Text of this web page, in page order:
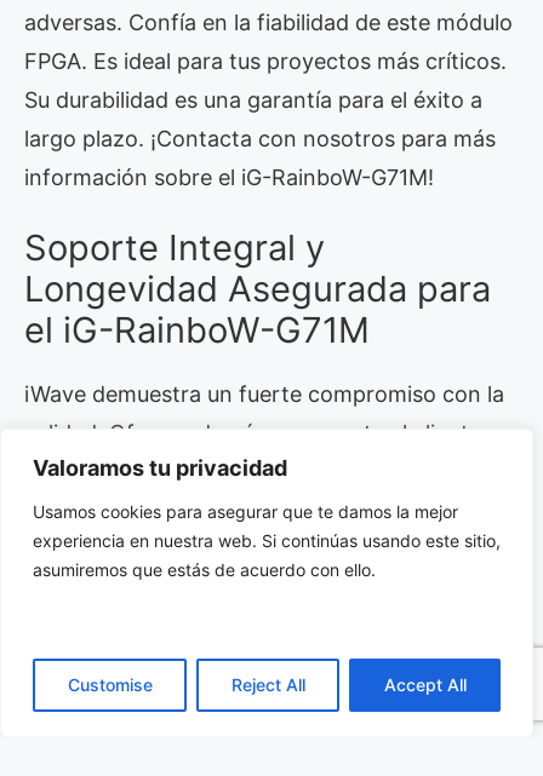
Valoramos tu privacidad
Usamos cookies para asegurar que te damos la mejor
experiencia en nuestra web. Si continúas usando este sitio,
asumiremos que estás de acuerdo con ello.
Customise Reject All Accept All
adversas. Confía en la fiabilidad de este módulo
FPGA. Es ideal para tus proyectos más críticos.
Su durabilidad es una garantía para el éxito a
largo plazo. ¡Contacta con nosotros para más
información sobre el iG-RainboW-G71M!
Soporte Integral y
Longevidad Asegurada para
el iG-RainboW-G71M
iWave demuestra un fuerte compromiso con la
calidad. Ofrece además un soporte al cliente
excepcional. Una prueba tangible es la garantía
de longevidad. Esta excede los 10 años. Se
aplica a todos sus System on Modules,
incluyendo el iG-RainboW-G71M. Esto confiere
fabricantes. Les asegura que sus inversiones
están bien protegidas a futuro. Adicionalmente,